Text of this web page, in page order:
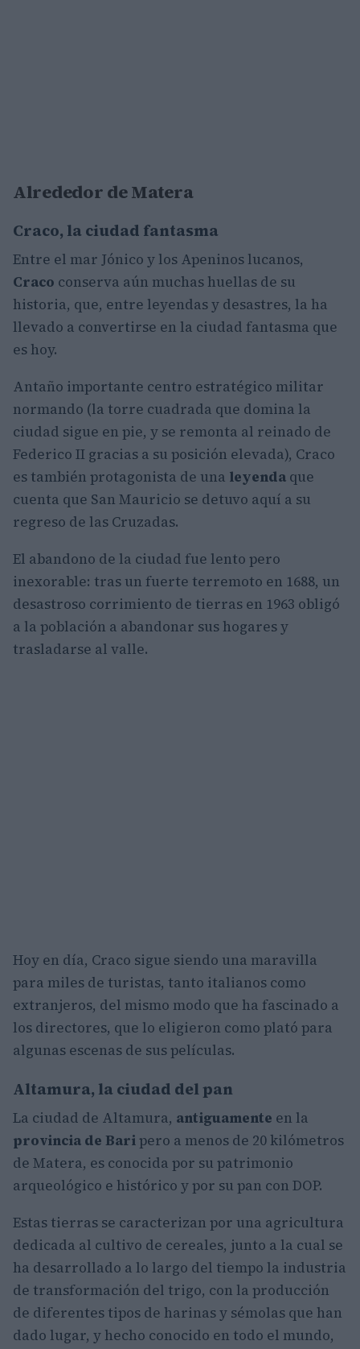
Alrededor de Matera
Craco, la ciudad fantasma
Entre el mar Jónico y los Apeninos lucanos,
Craco conserva aún muchas huellas de su
historia, que, entre leyendas y desastres, la ha
llevado a convertirse en la ciudad fantasma que
es hoy.
Antaño importante centro estratégico militar
normando (la torre cuadrada que domina la
ciudad sigue en pie, y se remonta al reinado de
Federico II gracias a su posición elevada), Craco
es también protagonista de una leyenda que
cuenta que San Mauricio se detuvo aquí a su
regreso de las Cruzadas.
El abandono de la ciudad fue lento pero
inexorable: tras un fuerte terremoto en 1688, un
desastroso corrimiento de tierras en 1963 obligó
a la población a abandonar sus hogares y
trasladarse al valle.
Hoy en día, Craco sigue siendo una maravilla
para miles de turistas, tanto italianos como
extranjeros, del mismo modo que ha fascinado a
los directores, que lo eligieron como plató para
algunas escenas de sus películas.
Altamura, la ciudad del pan
La ciudad de Altamura, antiguamente en la
provincia de Baripero a menos de 20 kilómetros
de Matera, es conocida por su patrimonio
arqueológico e histórico y por su pan con DOP.
Estas tierras se caracterizan por una agricultura
dedicada al cultivo de cereales, junto a la cual se
ha desarrollado a lo largo del tiempo la industria
de transformación del trigo, con la producción
de diferentes tipos de harinas y sémolas que han
dado lugar, y hecho conocido en todo el mundo,